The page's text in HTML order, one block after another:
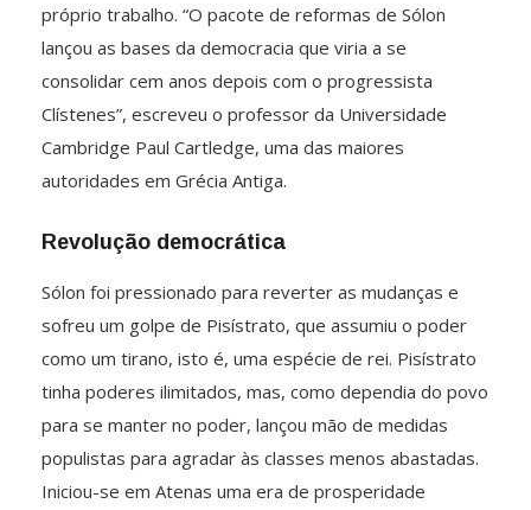
próprio trabalho. “O pacote de reformas de Sólon
lançou as bases da democracia que viria a se
consolidar cem anos depois com o progressista
Clístenes”, escreveu o professor da Universidade
Cambridge Paul Cartledge, uma das maiores
autoridades em Grécia Antiga.
Revolução democrática
Sólon foi pressionado para reverter as mudanças e
sofreu um golpe de Pisístrato, que assumiu o poder
como um tirano, isto é, uma espécie de rei. Pisístrato
tinha poderes ilimitados, mas, como dependia do povo
para se manter no poder, lançou mão de medidas
populistas para agradar às classes menos abastadas.
Iniciou-se em Atenas uma era de prosperidade